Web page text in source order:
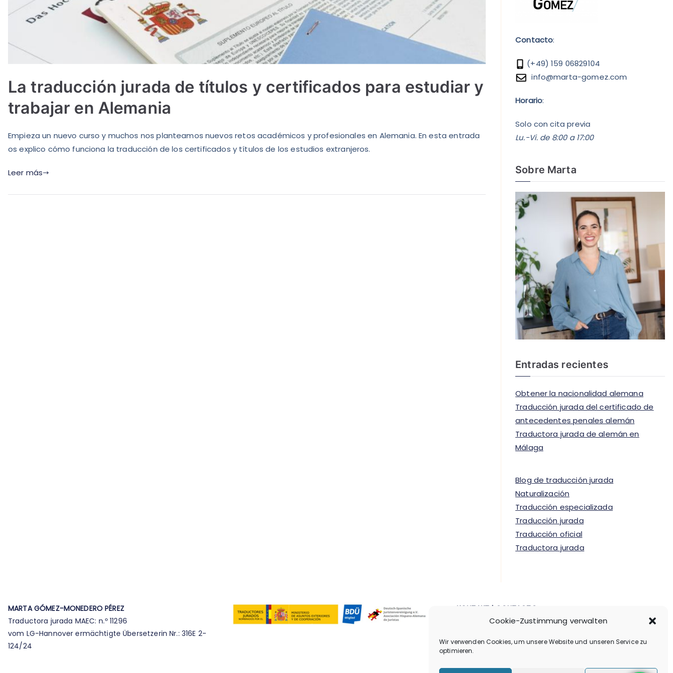
Cookie-Zustimmung verwalten
Wir verwenden Cookies, um unsere Website und unseren Service zu
optimieren.
La traducción jurada de títulos y certificados para estudiar y
trabajar en Alemania
Empieza un nuevo curso y muchos nos planteamos nuevos retos académicos y profesionales en Alemania. En esta entrada
os explico cómo funciona la traducción de los certificados y títulos de los estudios extranjeros.
Leer más
Contacto:
(+49) 159 06829104
info@marta-gomez.com
Horario:
Solo con cita previa
Lu.-Vi. de 8:00 a 17:00
Sobre Marta
Entradas recientes
Obtener la nacionalidad alemana
Traducción jurada del certificado de
antecedentes penales alemán
Traductora jurada de alemán en
Málaga
Blog de traducción jurada
Naturalización
Traducción especializada
Traducción jurada
Traducción oficial
Traductora jurada
MARTA GÓMEZ-MONEDERO PÉREZ
Traductora jurada MAEC: n.º 11296
vom LG-Hannover ermächtigte Übersetzerin Nr.: 316E 2-
124/24
KONTAKT | CONTACTO
+49 159 068 291 04 (Anruf oder Whatsapp)​
​Spanien, Deutschland, online​